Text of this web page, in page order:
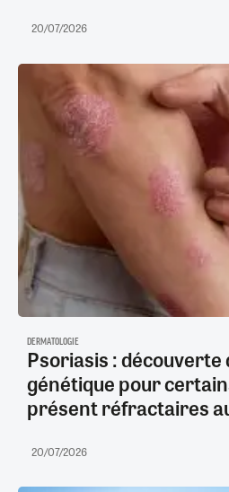
20/07/2026
DERMATOLOGIE
Psoriasis : découverte
génétique pour
présent réfractaires
20/07/2026